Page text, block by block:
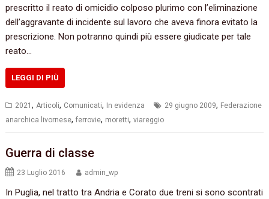
prescritto il reato di omicidio colposo plurimo con l’eliminazione
dell’aggravante di incidente sul lavoro che aveva finora evitato la
prescrizione. Non potranno quindi più essere giudicate per tale
reato…
LEGGI DI PIÙ
2021,Articoli, Comunicati, In evidenza 29 giugno 2009, Federazione
anarchica livornese,ferrovie, moretti,viareggio
Guerra di classe
23 Luglio 2016 admin_wp
In Puglia,‭ ‬nel tratto‭ ‬tra Andria e Corato due treni si sono scontrati